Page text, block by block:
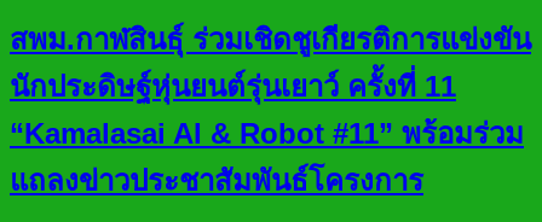
สพม.กาฬสินธุ์ ร่วมเชิดชูเกียรติการแข่งขัน
นักประดิษฐ์หุ่นยนต์รุ่นเยาว์ ครั้งที่ 11
“Kamalasai AI & Robot #11” พร้อมร่วม
แถลงข่าวประชาสัมพันธ์โครงการ